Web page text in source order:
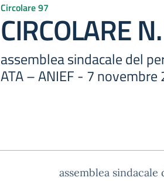
Circolare 97
CIRCOLARE
assemblea sindacale del
ATA – ANIEF - 7 novembre
assemblea